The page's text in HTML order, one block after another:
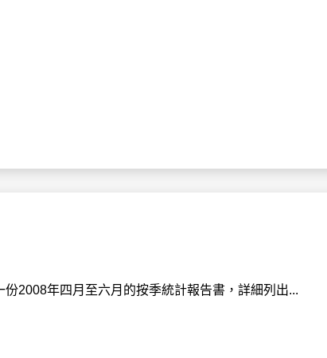
2008年四月至六月的按季統計報告書，詳細列出...